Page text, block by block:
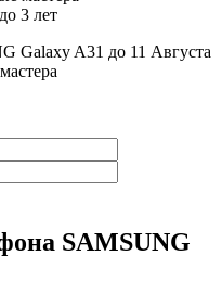
3 лет
Galaxy A31 до 11 Августа
SAMSUNG